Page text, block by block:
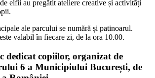
elfii au pregătit ateliere creative și activități
ale parcului se numără și patinoarul.
valabil în fiecare zi, de la ora 10.00.
dedicat copiilor, organizat de
6 a Municipiului București, de